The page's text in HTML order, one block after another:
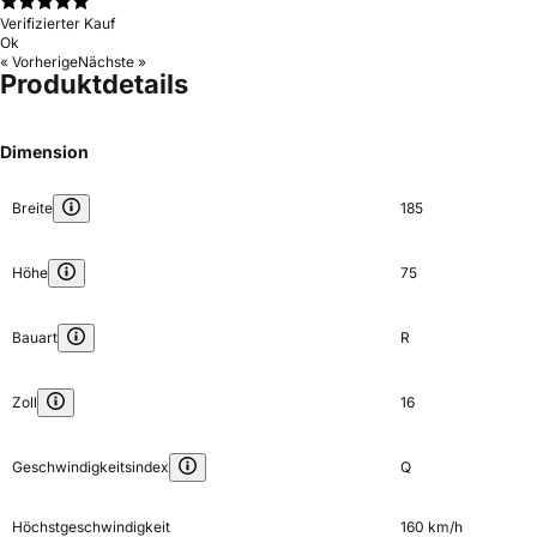
Verifizierter Kauf
Ok
« VorherigeNächste »
Produktdetails
Dimension
Breite 185
Höhe 75
Bauart R
Zoll 16
Geschwindigkeitsindex Q
Höchstgeschwindigkeit 160 km/h